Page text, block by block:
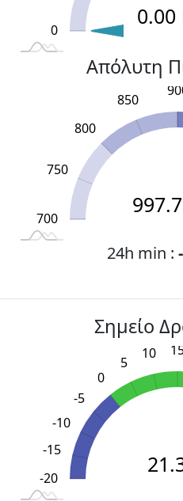
L
0
Απόλυτη
L
700
750
800
850
24h min : -
Σημείο
L
-20
-15
-10
-5
0
5
10